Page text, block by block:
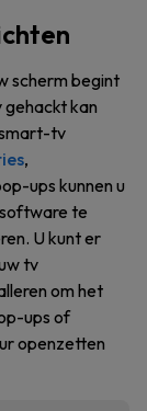
scherm begint
kan
smart-tv
,
ups kunnen u
te
U kunt er
tv
om het
ups of
openzetten